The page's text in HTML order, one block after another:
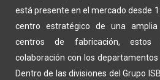
está presente en el mercado desde
centro estratégico de una
centros de fabricación, estos
colaboración con los departamentos
Dentro de las divisiones del Grupo